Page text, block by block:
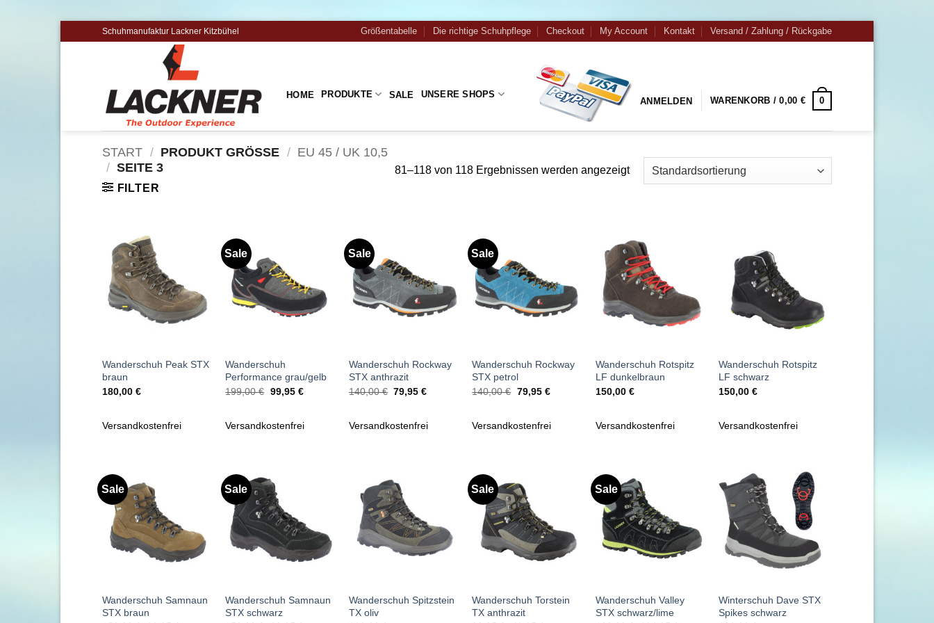
Schuhmanufaktur Lackner Kitzbühel Größentabelle Die richtige Schuhpflege Checkout My Account Kontakt Versand / Zahlung / Rückgabe
HOME PRODUKTE SALE UNSERE SHOPS
ANMELDEN WARENKORB /0,00 € 0
START / PRODUKT GRÖSSE / EU 45 / UK 10,5
/ SEITE 3
FILTER
81–118 von 118 Ergebnissen werden angezeigt
Wunschliste
hinzufügen
Wanderschuh Peak STX
braun
180,00 €
Versandkostenfrei
Sale
Wunschliste
hinzufügen
Wanderschuh
Performance grau/gelb
199,00€ Ursprünglicher
199,00 €
99,95 €Aktueller
99,95 €.
Versandkostenfrei
Sale
Wunschliste
hinzufügen
Wanderschuh Rockway
STX anthrazit
140,00€ Ursprünglicher
140,00 €
79,95€Aktueller
79,95 €.
Versandkostenfrei
Sale
Wunschliste
hinzufügen
Wanderschuh Rockway
STX petrol
140,00€ Ursprünglicher
140,00 €
79,95 €Aktueller
79,95 €.
Versandkostenfrei
Wunschliste
hinzufügen
Wanderschuh Rotspitz
LF dunkelbraun
150,00 €
Versandkostenfrei
Wunschliste
hinzufügen
Wanderschuh Rotspitz
LF schwarz
150,00€
Versandkostenfrei
Sale
Wunschliste
hinzufügen
Wanderschuh Samnaun
STX braun
Sale
Wunschliste
hinzufügen
Wanderschuh Samnaun
STX schwarz
Wunschliste
hinzufügen
Wanderschuh Spitzstein
TX oliv
Sale
Wunschliste
hinzufügen
Wanderschuh Torstein
TX anthrazit
Sale
hinzufügen
Wanderschuh Valley
STX schwarz/lime
Zu
Wunschliste
hinzufügen
Winterschuh Dave STX
Spikes schwarz